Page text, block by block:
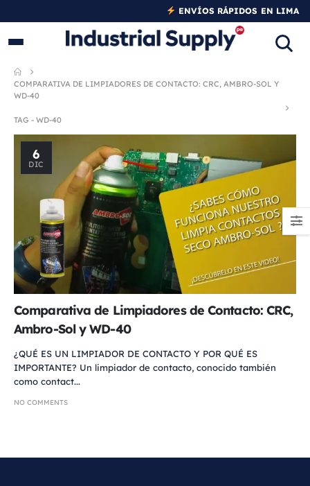
Y PROVINCIAS
COMPARATIVA DE LIMPIADORES DE CONTACTO: CRC, AMBRO-SOL Y
WD-40
TAG - WD-40
6
DIC
Comparativa de Limpiadores de Contacto: CRC,
Ambro-Sol y WD-40
¿QUÉ ES UN LIMPIADOR DE CONTACTO Y POR QUÉ ES
IMPORTANTE? Un limpiador de contacto, conocido también
como contact...
NO COMMENTS